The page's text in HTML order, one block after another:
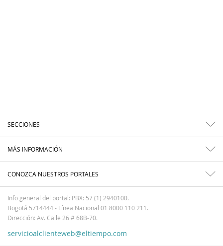
SECCIONES
MÁS INFORMACIÓN
CONOZCA NUESTROS PORTALES
Info general del portal: PBX: 57 (1) 2940100.
Bogotá 5714444 - Línea Nacional 01 8000 110 211.
Dirección: Av. Calle 26 # 68B-70.
servicioalclienteweb@eltiempo.com